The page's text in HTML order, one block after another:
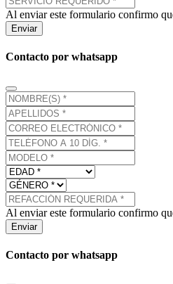
Al enviar este formulario confirmo
Enviar
Contacto por whatsapp
Al enviar este formulario confirmo
Enviar
Contacto por whatsapp